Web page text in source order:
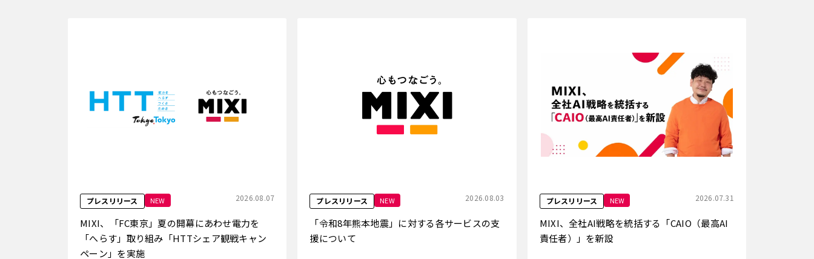
プレスリリース NEW 2026.08.07
MIXI、「FC東京」夏の開幕にあわせ電力を
「へらす」取り組み「HTTシェア観戦キャン
ペーン」を実施
プレスリリース NEW 2026.08.03
「令和8年熊本地震」に対する各サービスの支
援について
プレスリリース NEW 2026.07.31
MIXI、全社AI戦略を統括する「CAIO（最高AI
責任者）」を新設